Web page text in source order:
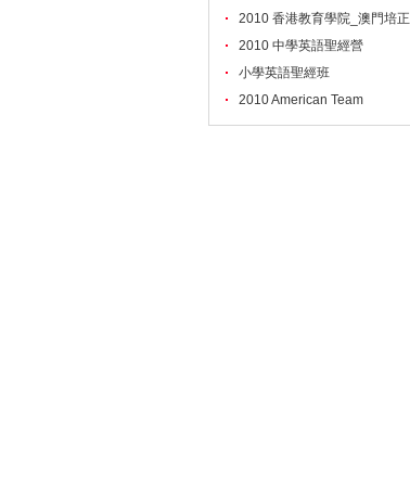
2010 香港教育學院_澳門培正
2010 中學英語聖經營
小學英語聖經班
2010 American Team